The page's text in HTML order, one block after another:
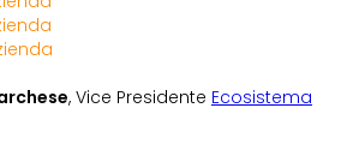
, Vice Presidente Ecosistema